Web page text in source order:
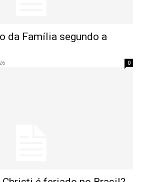
da Família segundo a
0